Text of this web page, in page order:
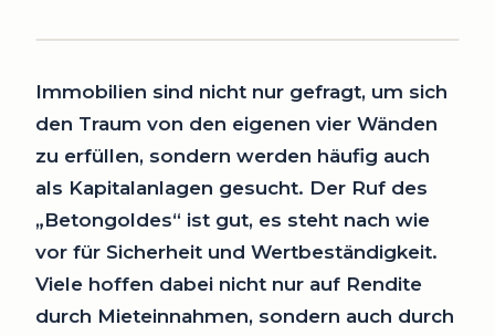
Immobilien sind nicht nur gefragt, um sich
den Traum von den eigenen vier Wänden
zu erfüllen, sondern werden häufig auch
als Kapitalanlagen gesucht. Der Ruf des
„Betongoldes“ ist gut, es steht nach wie
vor für Sicherheit und Wertbeständigkeit.
Viele hoffen dabei nicht nur auf Rendite
durch Mieteinnahmen, sondern auch durch